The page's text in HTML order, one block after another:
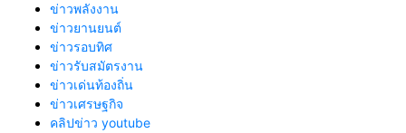
ข่าวพลังงาน
ข่าวยานยนต์
ข่าวรอบทิศ
ข่าวรับสมัตรงาน
ข่าวเด่นท้องถิ่น
ข่าวเศรษฐกิจ
คลิปข่าว youtube